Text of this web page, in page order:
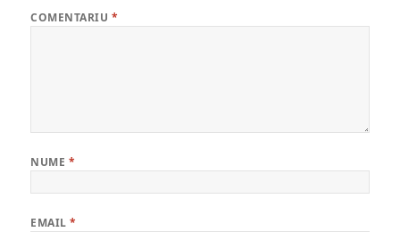
COMENTARIU *
NUME *
EMAIL*